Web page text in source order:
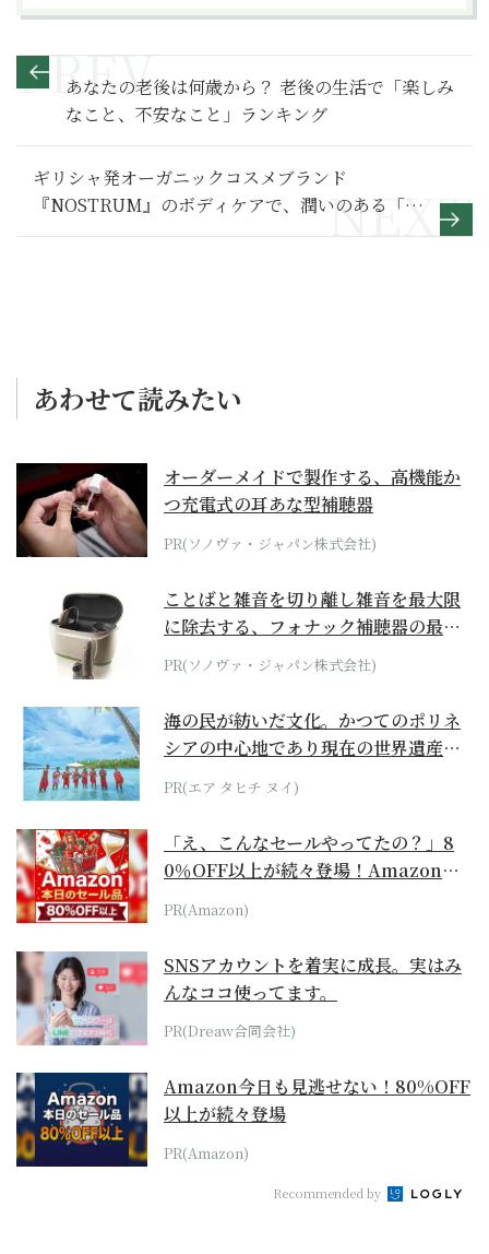
あなたの老後は何歳から？ 老後の生活で「楽しみ
なこと、不安なこと」ランキング
ギリシャ発オーガニックコスメブランド
『NOSTRUM』のボディケアで、潤いのある「な
めらか肌」へ
あわせて読みたい
オーダーメイドで製作する、高機能か
つ充電式の耳あな型補聴器
PR(ソノヴァ・ジャパン株式会社)
ことばと雑音を切り離し雑音を最大限
に除去する、フォナック補聴器の最上
位モデル
PR(ソノヴァ・ジャパン株式会社)
海の民が紡いだ文化。かつてのポリネ
シアの中心地であり現在の世界遺産か
らみえてくる...
PR(エア タヒチ ヌイ)
「え、こんなセールやってたの？」8
0％OFF以上が続々登場！Amazonの
本気が...
PR(Amazon)
SNSアカウントを着実に成長。実はみ
んなココ使ってます。
PR(Dreaw合同会社)
Amazon今日も見逃せない！80%OFF
以上が続々登場
PR(Amazon)
Recommended by